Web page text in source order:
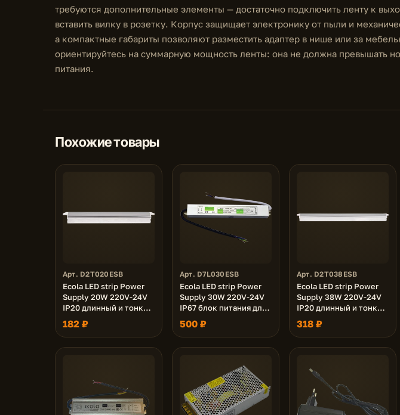
требуются дополнительные элементы — достаточно подключить ленту к
вставить вилку в розетку. Корпус защищает электронику от пыли и
а компактные габариты позволяют разместить адаптер в нише или за
ориентируйтесь на суммарную мощность ленты: она не должна превышать
питания.
Похожие товары
Арт. D2T020ESB
Ecola LED strip Power
Supply 20W 220V-24V
IP20 длинный и тонкий
блок питания для
светодиодной ленты
182 ₽
Арт. D7L030ESB
Ecola LED strip Power
Supply 30W 220V-24V
IP67 блок питания для
светодиодной ленты
500 ₽
Арт. D2T038ESB
Ecola LED strip Power
Supply 38W 220V-24V
IP20 длинный и тонкий
блок питания для
светодиодной ленты
318 ₽